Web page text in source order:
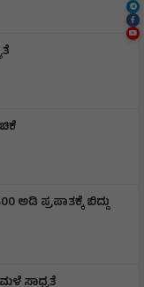
ಅಡಿ ಪ್ರಪಾತಕ್ಕೆ ಬಿದ್ದು